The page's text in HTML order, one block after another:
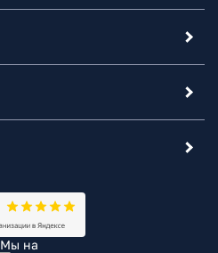
Мы на